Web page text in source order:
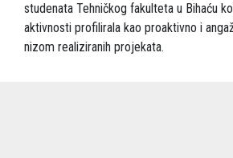
studenata Tehničkog fakulteta u Bihaću
aktivnosti profilirala kao proaktivno i
nizom realiziranih projekata.